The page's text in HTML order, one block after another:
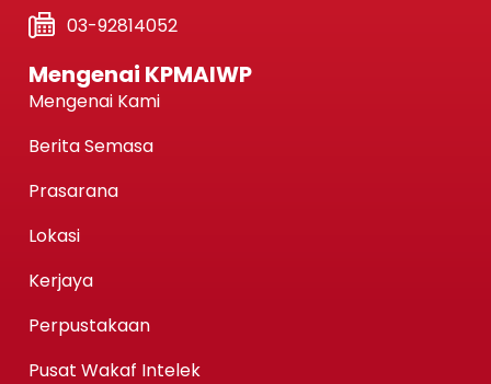
03-92814052
Mengenai KPMAIWP
Mengenai Kami
Berita Semasa
Prasarana
Lokasi
Kerjaya
Perpustakaan
Pusat Wakaf Intelek